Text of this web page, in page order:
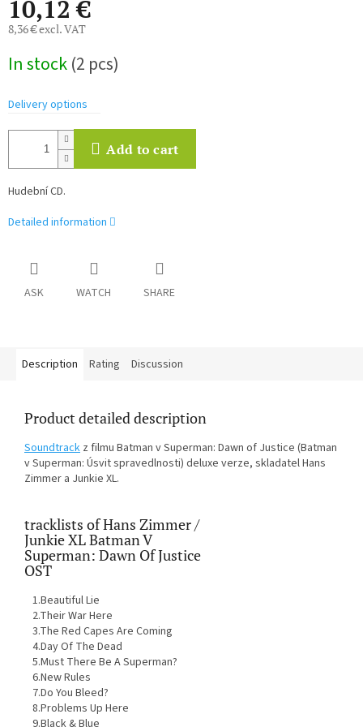
10,12 €
8,36 € excl. VAT
price:
In stock(2 pcs)
Delivery options
Add to cart
Hudební CD.
Detailed information
ASK WATCH SHARE
Description Rating Discussion
Product detailed description
Soundtrack z filmu Batman v Superman: Dawn of Justice (Batman
v Superman: Úsvit spravedlnosti) deluxe verze, skladatel Hans
Zimmer a Junkie XL.
tracklists of Hans Zimmer /
Junkie XL Batman V
Superman: Dawn Of Justice
OST
1.Beautiful Lie
2.Their War Here
3.The Red Capes Are Coming
4.Day Of The Dead
5.Must There Be A Superman?
6.New Rules
7.Do You Bleed?
8.Problems Up Here